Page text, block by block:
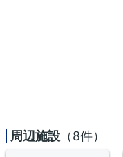
周辺施設 （8件）